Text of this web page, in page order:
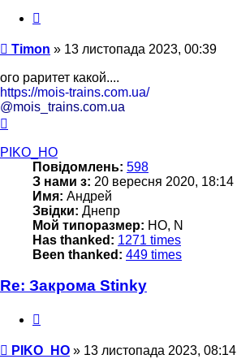
Повідомлення
Timon » 13 листопада 2023, 00:39
ого раритет какой....
https://mois-trains.com.ua/
@mois_trains.com.ua
PIKO_HO
Повідомлень: 598
З нами з: 20 вересня 2020, 18:14
Имя: Андрей
Звідки: Днепр
Мой типоразмер: НО, N
Has thanked: 1271 times
Been thanked: 449 times
Re: Закрома Stinky
Повідомлення
PIKO_HO » 13 листопада 2023, 08:14